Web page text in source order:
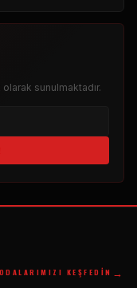
sunulmaktadır.
ODALARIMIZI KEŞFEDIN →